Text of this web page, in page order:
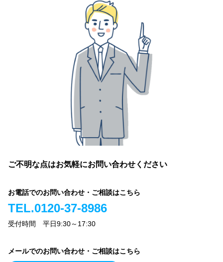
ご不明な点はお気軽にお問い合わせください
お電話でのお問い合わせ・ご相談はこちら
TEL.0120-37-8986
受付時間 平日9:30～17:30
メールでのお問い合わせ・ご相談はこちら